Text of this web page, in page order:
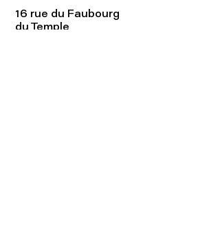
16 rue du Faubourg
du Temple